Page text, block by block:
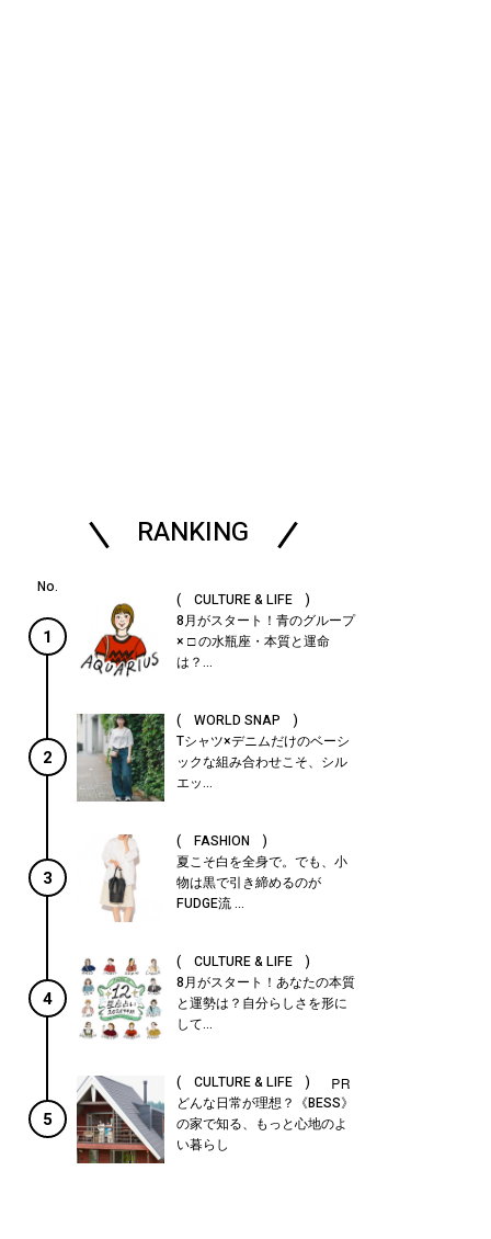
RANKING
1
( CULTURE & LIFE )
8月がスタート！青のグループ
× □ の水瓶座・本質と運命
は？...
2
( WORLD SNAP )
Tシャツ×デニムだけのベーシ
ックな組み合わせこそ、シル
エッ...
3
( FASHION )
夏こそ白を全身で。でも、小
物は黒で引き締めるのが
FUDGE流 ...
4
( CULTURE & LIFE )
8月がスタート！あなたの本質
と運勢は？自分らしさを形に
して...
5
( CULTURE & LIFE )
どんな日常が理想？《BESS》
の家で知る、もっと心地のよ
い暮らし